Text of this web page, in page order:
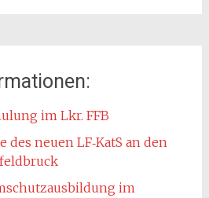
im Lkr. FFB
neuen LF‑KatS an den
im